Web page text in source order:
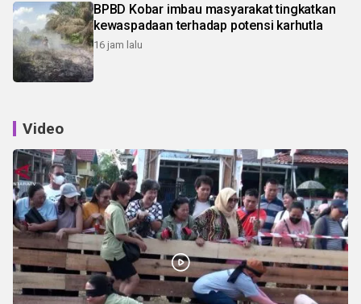
BPBD Kobar imbau masyarakat tingkatkan
kewaspadaan terhadap potensi karhutla
16 jam lalu
Video